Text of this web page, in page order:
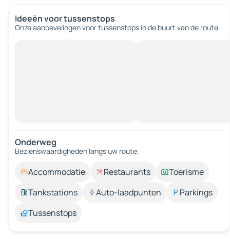
Ideeën voor tussenstops
Onze aanbevelingen voor tussenstops in de buurt van de route.
Onderweg
Bezienswaardigheden langs uw route.
Accommodatie Restaurants
Toerisme
Tankstations
Auto-laadpunten
Parkings
Tussenstops